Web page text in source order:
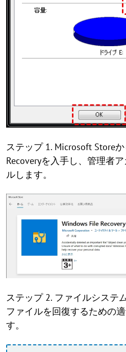
ステップ 1. Microsoft Store
Recoveryを入手し、管理者
ルします。
ステップ 2. ファイルシステ
ファイルを回復するための
す。